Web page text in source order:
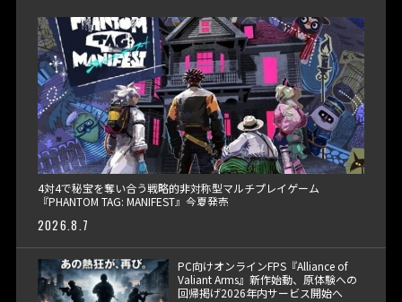
4対4で秘宝を奪い合う戦略的非対称型マルチプレイゲーム
『PHANTOM TAG: MANIFEST』今夏発売
2026.8.7
PC向けオンラインFPS『Alliance of
Valiant Arms』新作始動、原体験への
回帰掲げ2026年内サービス開始へ